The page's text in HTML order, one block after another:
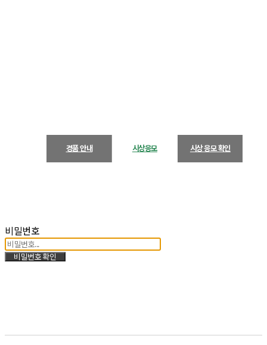
경품 안내 시상응모 시상 응모 확인
비밀번호
비밀번호 확인